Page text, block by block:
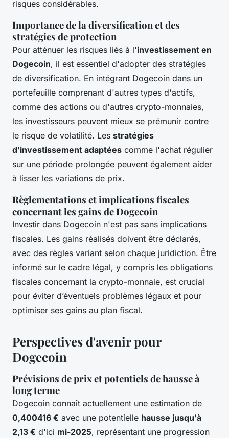
risques considérables.
Importance de la diversification et des
stratégies de protection
Pour atténuer les risques liés à l'investissement en
Dogecoin, il est essentiel d'adopter des stratégies
de diversification. En intégrant Dogecoin dans un
portefeuille comprenant d'autres types d'actifs,
comme des actions ou d'autres crypto-monnaies,
les investisseurs peuvent mieux se prémunir contre
le risque de volatilité. Les stratégies
d'investissement adaptées comme l'achat régulier
sur une période prolongée peuvent également aider
à lisser les variations de prix.
Règlementations et implications fiscales
concernant les gains de Dogecoin
Investir dans Dogecoin n'est pas sans implications
fiscales. Les gains réalisés doivent être déclarés,
avec des règles variant selon chaque juridiction. Être
informé sur le cadre légal, y compris les obligations
fiscales concernant la crypto-monnaie, est crucial
pour éviter d’éventuels problèmes légaux et pour
optimiser ses gains au plan fiscal.
Perspectives d'avenir pour
Dogecoin
Prévisions de prix et potentiels de hausse à
long terme
Dogecoin connaît actuellement une estimation de
0,400416 € avec une potentielle hausse jusqu'à
2,13 € d'ici mi-2025, représentant une progression